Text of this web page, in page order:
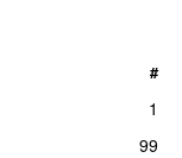
#
1
99